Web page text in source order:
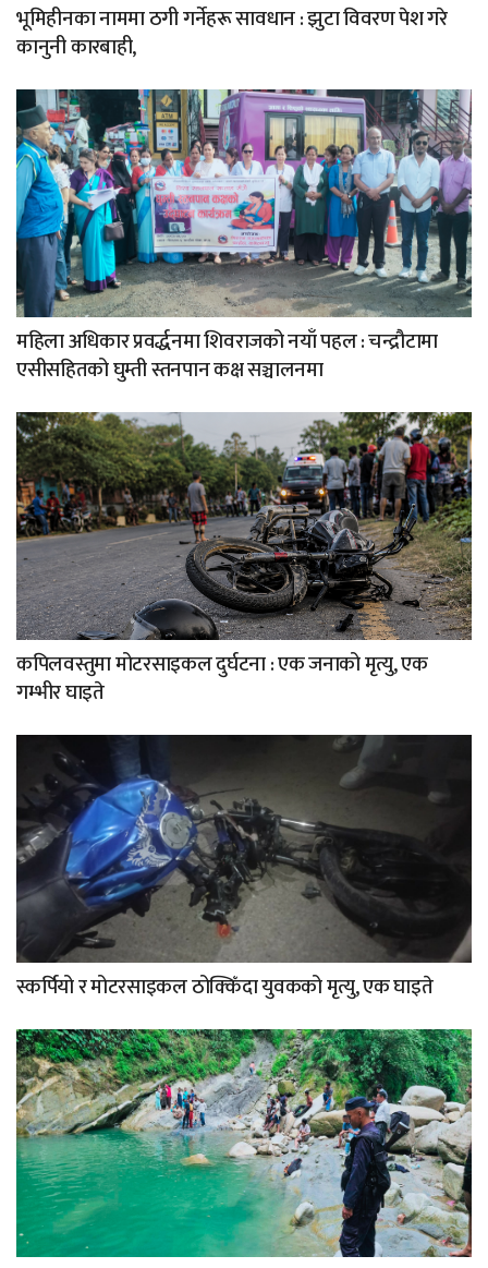
भूमिहीनका नाममा ठगी गर्नेहरू सावधान : झुटा विवरण पेश गरे
कानुनी कारबाही,
महिला अधिकार प्रवर्द्धनमा शिवराजको नयाँ पहल : चन्द्रौटामा
एसीसहितको घुम्ती स्तनपान कक्ष सञ्चालनमा
कपिलवस्तुमा मोटरसाइकल दुर्घटना : एक जनाको मृत्यु, एक
गम्भीर घाइते
स्कर्पियो र मोटरसाइकल ठोक्किँदा युवकको मृत्यु, एक घाइते